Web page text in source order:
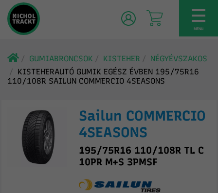
MENU
GUMIABRONCSOK KISTEHER
NÉGYÉVSZAKOS
KISTEHERAUTÓ GUMIK EGÉSZ ÉVBEN 195/75R16
110/108R SAILUN COMMERCIO 4SEASONS
Sailun COMMERCIO
4SEASONS
195/75R16 110/108R TL C
10PR M+S 3PMSF